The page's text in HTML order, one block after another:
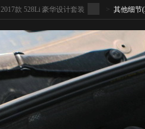
2017款 528Li 豪华设计套装 > 其他细节